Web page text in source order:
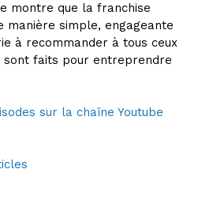
montre que la franchise
manière simple, engageante
à recommander à tous ceux
sont faits pour entreprendre
sur la chaîne Youtube